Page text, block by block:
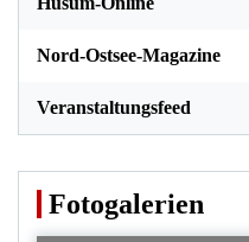
Nord-Ostsee-Magazine
Veranstaltungsfeed
Fotogalerien